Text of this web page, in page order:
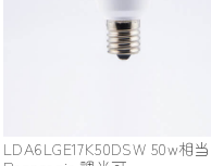
LDA6LGE17K50DSW 50w相当